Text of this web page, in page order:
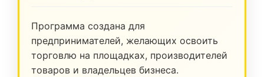
Программа создана для
предпринимателей, желающих освоить
торговлю на площадках, производителей
товаров и владельцев бизнеса.